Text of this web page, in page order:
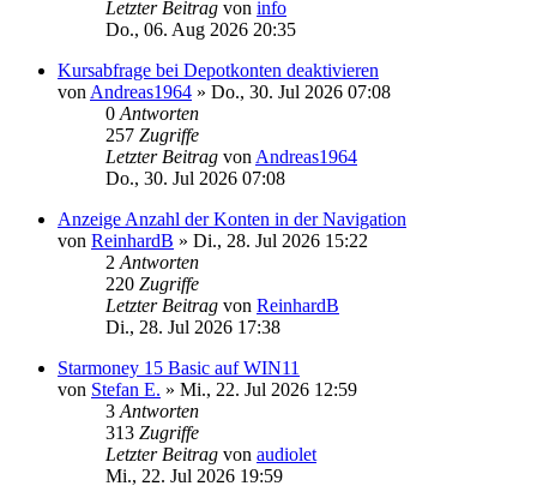
Letzter Beitrag von info
Do., 06. Aug 2026 20:35
Kursabfrage bei Depotkonten deaktivieren
von Andreas1964 » Do., 30. Jul 2026 07:08
0 Antworten
257 Zugriffe
Letzter Beitrag von Andreas1964
Do., 30. Jul 2026 07:08
Anzeige Anzahl der Konten in der Navigation
von ReinhardB » Di., 28. Jul 2026 15:22
2 Antworten
220 Zugriffe
Letzter Beitrag von ReinhardB
Di., 28. Jul 2026 17:38
Starmoney 15 Basic auf WIN11
von Stefan E. » Mi., 22. Jul 2026 12:59
3 Antworten
313 Zugriffe
Letzter Beitrag von audiolet
Mi., 22. Jul 2026 19:59